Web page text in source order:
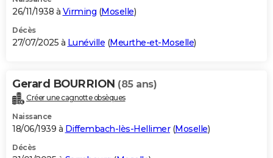
S'inscrire
Se connecter
Lycées
Collèges
Primaires
Universités
Entreprises
Service militaire
Avis de recherche
AVIS DE DÉCÈS
Bricolage
Lifestyle
Culture
Sport
Auto
Television
Voyage
Cinema
26/11/1938 à Virming (Moselle)
Décès
27/07/2025 à Lunéville (Meurthe-et-Moselle)
Gerard BOURRION (85 ans)
Créer une cagnotte obsèques
Naissance
18/06/1939 à Diffembach-lès-Hellimer(Moselle)
Décès